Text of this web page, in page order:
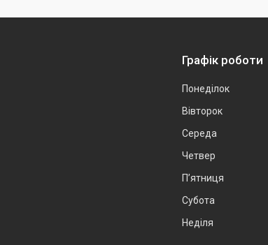
Графік роботи
Понеділок
Вівторок
Середа
Четвер
Пʼятниця
Субота
Неділя